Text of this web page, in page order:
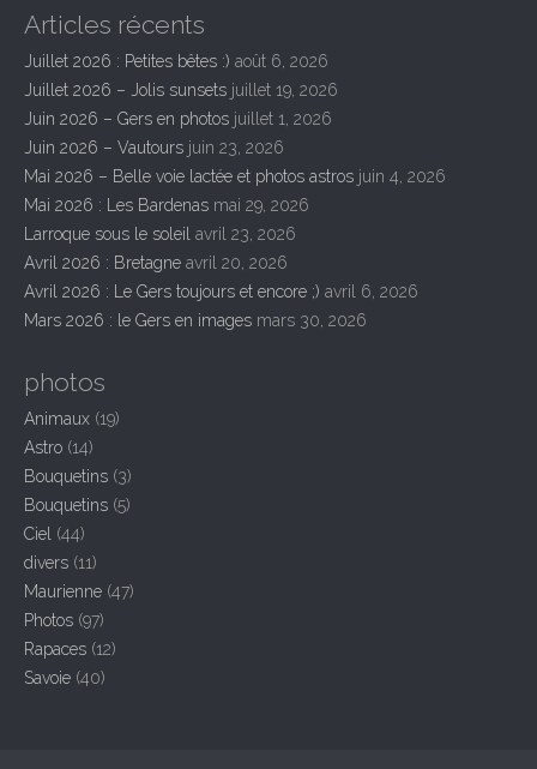
t
n
a
v
i
g
a
t
i
o
Articles récents
Juillet 2026 : Petites bêtes :) août 6, 2026
Juillet 2026 – Jolis sunsets juillet 19, 2026
Juin 2026 – Gers en photos juillet 1, 2026
Juin 2026 – Vautours juin 23, 2026
Mai 2026 – Belle voie lactée et photos astros juin 4, 2026
Mai 2026 : Les Bardenas mai 29, 2026
Larroque sous le soleil avril 23, 2026
Avril 2026 : Bretagne avril 20, 2026
Avril 2026 : Le Gers toujours et encore ;) avril 6, 2026
Mars 2026 : le Gers en images mars 30, 2026
photos
Animaux (19)
Astro (14)
Bouquetins (3)
Bouquetins (5)
Ciel (44)
divers (11)
Maurienne (47)
Photos (97)
Rapaces (12)
Savoie (40)